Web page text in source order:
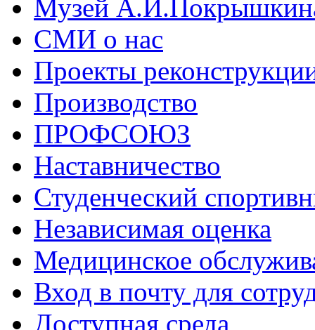
Музей
СМИ о нас
Проекты
Производство
ПРОФСОЮЗ
Наставничество
Студенческий
Независимая оценка
Медицинское
Вход в почту для
Доступная среда